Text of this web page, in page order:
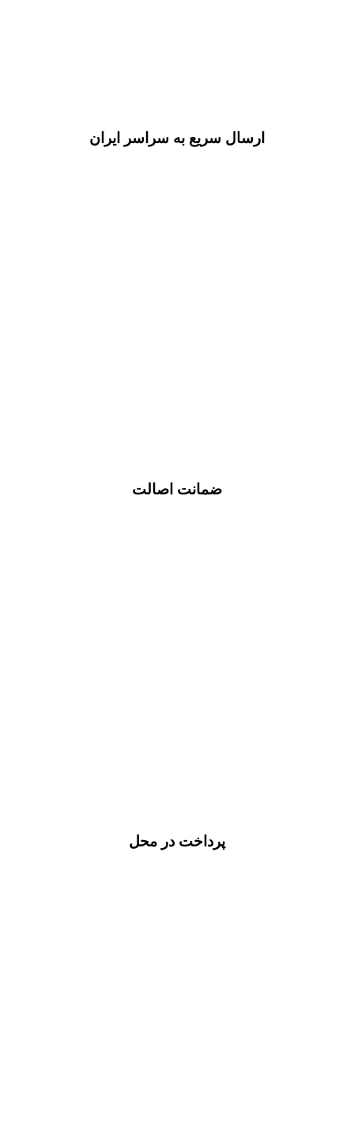
ارسال سریع به سراسر ایران
ضمانت اصالت
پرداخت در محل